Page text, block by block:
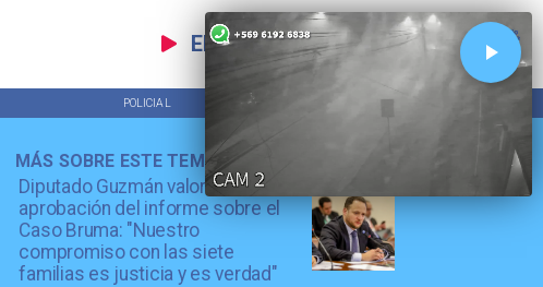
EN VIVO
POLICIAL
Diputado Guzmán valora
aprobación del informe sobre el
Caso Bruma: "Nuestro
compromiso con las siete
familias es justicia y es verdad"
MÁS SOBRE ESTE TEMA